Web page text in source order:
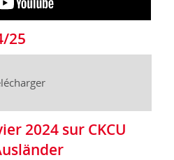
25
2024 sur CKCU